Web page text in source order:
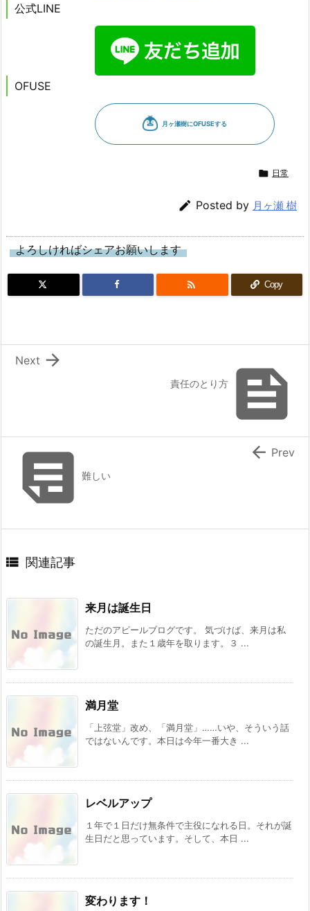
公式LINE
OFUSE
 日常
 Posted by 月ヶ瀬 樹
よろしければシェアお願いします
 Copy

責任のとり方

Next
難しい
 Prev
 関連記事
来月は誕生日
ただのアピールブログです。 気づけば、来月は私
の誕生月。また１歳年を取ります。３ ...
満月堂
「上弦堂」改め、「満月堂」……いや、そういう話
ではないんです。本日は今年一番大き ...
レベルアップ
１年で１日だけ無条件で主役になれる日。それが誕
生日だと思っています。そして、本日 ...
変わります！